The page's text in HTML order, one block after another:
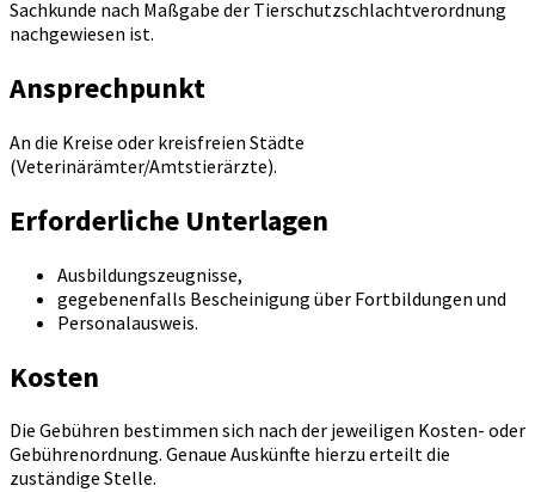
Sachkunde nach Maßgabe der Tierschutzschlachtverordnung
nachgewiesen ist.
Ansprechpunkt
An die Kreise oder kreisfreien Städte
(Veterinärämter/Amtstierärzte).
Erforderliche Unterlagen
Ausbildungszeugnisse,
gegebenenfalls Bescheinigung über Fortbildungen und
Personalausweis.
Kosten
Die Gebühren bestimmen sich nach der jeweiligen Kosten- oder
Gebührenordnung. Genaue Auskünfte hierzu erteilt die
zuständige Stelle.